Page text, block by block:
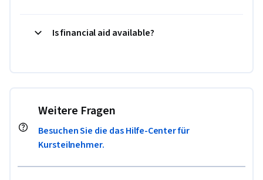
Is financial aid available?
Weitere Fragen
Besuchen Sie die das Hilfe-Center für
Kursteilnehmer.